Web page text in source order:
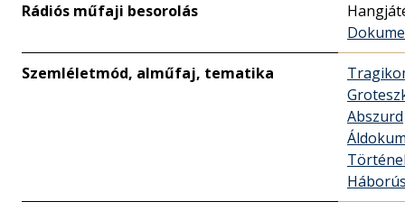
Rádiós műfaji besorolás
Szemléletmód, alműfaj, tematika
Abszurd